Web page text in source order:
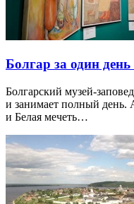
Болгар за один
Болгарский музей-
и занимает полный день.
и Белая мечеть…